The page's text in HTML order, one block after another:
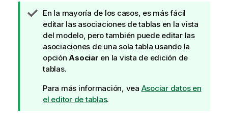
N
o
t
a
d
e
u
g
En la mayoría de los casos, es más fácil
editar las asociaciones de tablas en la vista
del modelo, pero también puede editar las
asociaciones de una sola tabla usando la
opción Asociar en la vista de edición de
tablas.
Para más información, vea Asociar datos en
el editor de tablas.